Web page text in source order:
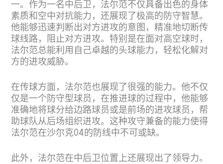
一。作为一名中后卫，法尔范不仅具备出色的身体
素质和空中对抗能力，还展现了极高的防守智慧。
他能够迅速判断出对方进攻的意图，精准地切断传
球线路，阻止对方进攻。特别是在面对高空球时，
法尔范总能利用自己卓越的头球能力，轻松化解对
方的进攻威胁。
在传球方面，法尔范也展现了很强的能力。他不仅
仅是一个防守型球员，在推进球的过程中，他能够
准确地将球分给边路球员或是前场的进攻球员，帮
助球队从后场组织进攻。这种攻守兼备的能力使得
法尔范在沙尔克04的防线中不可或缺。
此外，法尔范在中后卫位置上还展现出了领导力。